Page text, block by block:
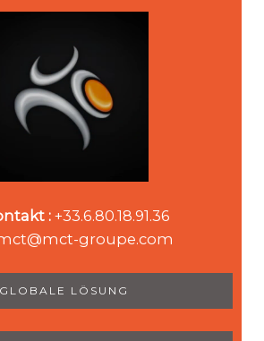
: +33.6.80.18.91.36
groupe.com
GLOBALE LÖSUNG